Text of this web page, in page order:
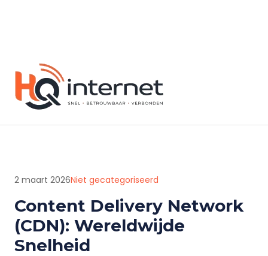
2 maart 2026Niet gecategoriseerd
Content Delivery Network
(CDN): Wereldwijde
Snelheid